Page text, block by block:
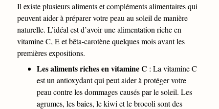
Il existe plusieurs aliments et compléments alimentaires qui
peuvent aider à préparer votre peau au soleil de manière
naturelle. L’idéal est d’avoir une alimentation riche en
vitamine C, E et bêta-carotène quelques mois avant les
premières expositions.
Les aliments riches en vitamine C : La vitamine C
est un antioxydant qui peut aider à protéger votre
peau contre les dommages causés par le soleil. Les
agrumes, les baies, le kiwi et le brocoli sont des